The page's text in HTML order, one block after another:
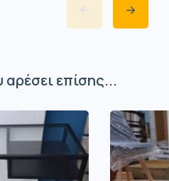
επίσης...